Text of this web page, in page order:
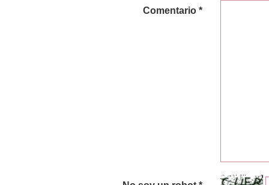
Comentario *